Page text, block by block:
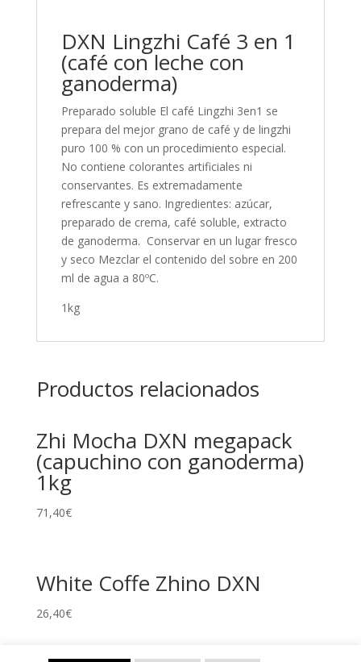
DXN Lingzhi Café 3 en 1
(café con leche con
ganoderma)
Preparado soluble El café Lingzhi 3en1 se
prepara del mejor grano de café y de lingzhi
puro 100 % con un procedimiento especial.
No contiene colorantes artificiales ni
conservantes. Es extremadamente
refrescante y sano. Ingredientes: azúcar,
preparado de crema, café soluble, extracto
de ganoderma. Conservar en un lugar fresco
y seco Mezclar el contenido del sobre en 200
ml de agua a 80ºC.
1kg
Productos relacionados
Zhi Mocha DXN megapack
(capuchino con ganoderma)
1kg
71,40€
White Coffe Zhino DXN
26,40€